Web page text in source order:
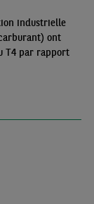
industrielle
ont
T4 par rapport